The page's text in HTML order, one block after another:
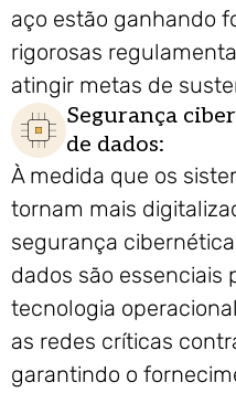
aço estão ganhando
rigorosas
atingir metas de
Segurança
de dados:
À medida que os
tornam mais
segurança
dados são essenciais
tecnologia
as redes críticas
garantindo o